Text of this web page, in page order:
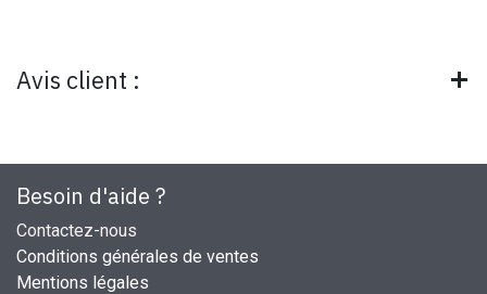
Avis client :
Besoin d'aide ?
Contactez-nous
Conditions générales de ventes
Mentions légales